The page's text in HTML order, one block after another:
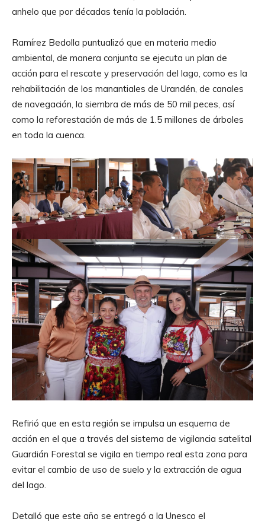
anhelo que por décadas tenía la población.
Ramírez Bedolla puntualizó que en materia medio
ambiental, de manera conjunta se ejecuta un plan de
acción para el rescate y preservación del lago, como es la
rehabilitación de los manantiales de Urandén, de canales
de navegación, la siembra de más de 50 mil peces, así
como la reforestación de más de 1.5 millones de árboles
en toda la cuenca.
Refirió que en esta región se impulsa un esquema de
acción en el que a través del sistema de vigilancia satelital
Guardián Forestal se vigila en tiempo real esta zona para
evitar el cambio de uso de suelo y la extracción de agua
del lago.
Detalló que este año se entregó a la Unesco el